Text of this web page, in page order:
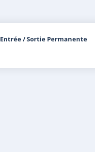
Entrée / Sortie Permanente